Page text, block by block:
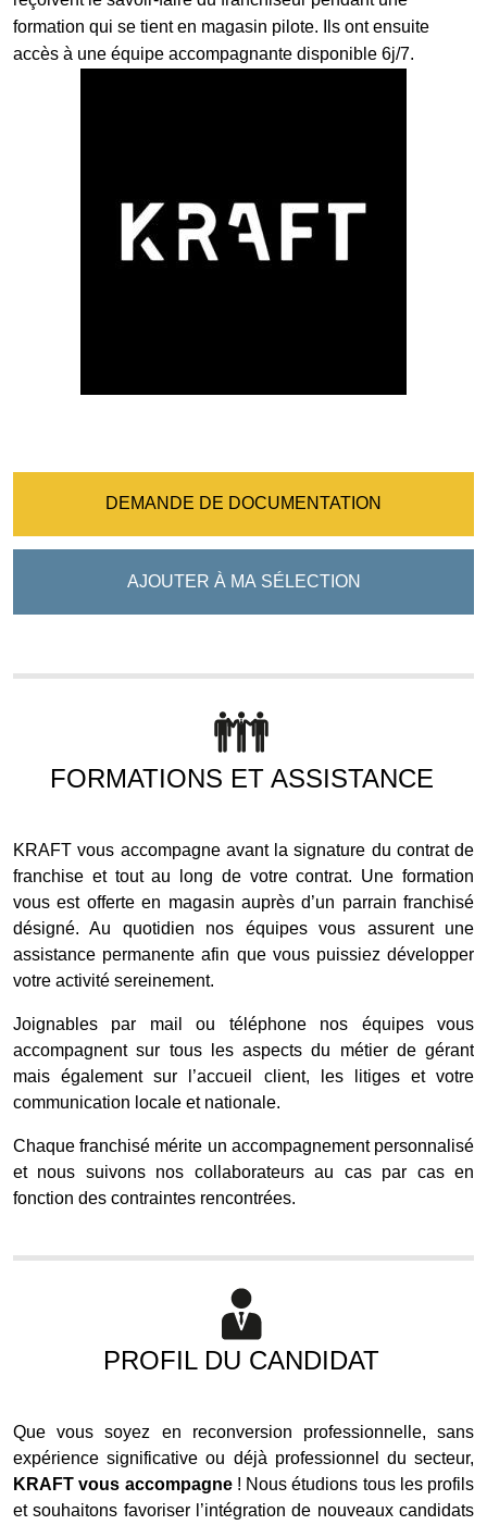
formation qui se tient en magasin pilote. Ils ont ensuite
accès à une équipe accompagnante disponible 6j/7.
DEMANDE DE DOCUMENTATION
AJOUTER À MA SÉLECTION
FORMATIONS ET ASSISTANCE
KRAFT vous accompagne avant la signature du contrat de
franchise et tout au long de votre contrat. Une formation
vous est offerte en magasin auprès d’un parrain franchisé
désigné. Au quotidien nos équipes vous assurent une
assistance permanente afin que vous puissiez développer
votre activité sereinement.
Joignables par mail ou téléphone nos équipes vous
accompagnent sur tous les aspects du métier de gérant
mais également sur l’accueil client, les litiges et votre
communication locale et nationale.
Chaque franchisé mérite un accompagnement personnalisé
et nous suivons nos collaborateurs au cas par cas en
fonction des contraintes rencontrées.
PROFIL DU CANDIDAT
Que vous soyez en reconversion professionnelle, sans
expérience significative ou déjà professionnel du secteur,
KRAFT vous accompagne! Nous étudions tous les profils
et souhaitons favoriser l’intégration de nouveaux candidats